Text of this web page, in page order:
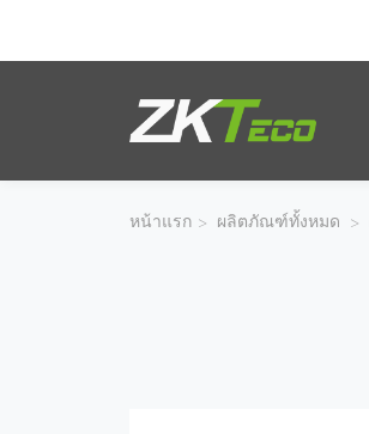
หน้าแรก > ผลิตภัณฑ์ทั้งหมด >